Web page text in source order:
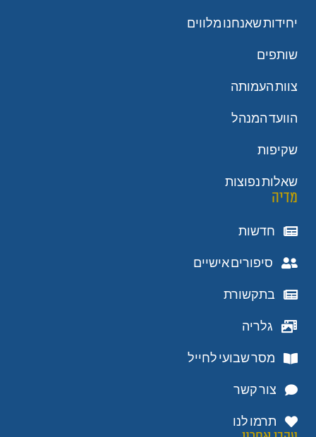
יחידות שאנחנו מלווים
שותפים
צוות העמותה
הוועד המנהל
שקיפות
שאלות נפוצות
מדיה
חדשות
סיפורים אישיים
בתקשורת
גלריה
מסר שבועי לחייל
צור קשר
תרמו לנו